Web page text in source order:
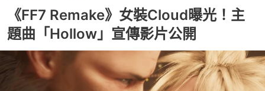
《FF7 Remake》女裝Cloud曝光！主
題曲「Hollow」宣傳影片公開